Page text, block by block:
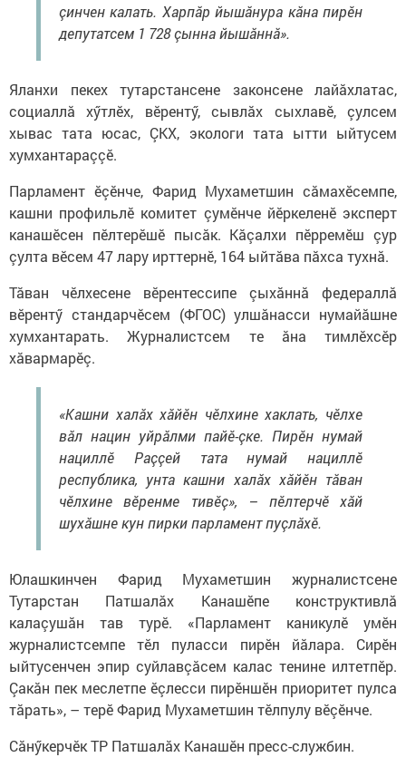
çинчен калать. Харпӑр йышӑнура кӑна пирӗн
депутатсем 1 728 çынна йышӑннӑ».
Яланхи пекех тутарстансене законсене лайӑхлатас,
социаллӑ хӳтлӗх, вӗрентӳ, сывлӑх сыхлавӗ, çулсем
хывас тата юсас, ÇКХ, экологи тата ытти ыйтусем
хумхантараççӗ.
Парламент ӗçӗнче, Фарид Мухаметшин сӑмахӗсемпе,
кашни профильлӗ комитет çумӗнче йӗркеленӗ эксперт
канашӗсен пӗлтерӗшӗ пысăк. Кӑçалхи пӗрремӗш çур
çулта вӗсем 47 лару ирттернӗ, 164 ыйтӑва пӑхса тухнӑ.
Тӑван чӗлхесене вӗрентессипе çыхӑннӑ федераллӑ
вӗрентӳ стандарчӗсем (ФГОС) улшӑнасси нумайăшне
хумхантарать. Журналистсем те ăна тимлӗхсӗр
хӑвармарӗç.
«Кашни халӑх хӑйӗн чӗлхине хаклать, чӗлхе
вӑл нацин уйрӑлми пайӗ-çке. Пирӗн нумай
нациллӗ Раççей тата нумай нациллӗ
республика, унта кашни халӑх хӑйӗн тӑван
чӗлхине вӗренме тивӗç», – пӗлтерчӗ хăй
шухăшне кун пирки парламент пуçлӑхӗ.
Юлашкинчен Фарид Мухаметшин журналистсене
Тутарстан Патшалӑх Канашӗпе конструктивлӑ
калаçушӑн тав турӗ. «Парламент каникулӗ умӗн
журналистсемпе тӗл пуласси пирӗн йӑлара. Сирӗн
ыйтусенчен эпир суйлавçăсем калас тенине илтетпӗр.
Çакăн пек меслетпе ӗçлесси пирӗншӗн приоритет пулса
тăрать», – терӗ Фарид Мухаметшин тӗлпулу вӗçӗнче.
Сăнӳкерчӗк ТР Патшалăх Канашӗн пресс-службин.